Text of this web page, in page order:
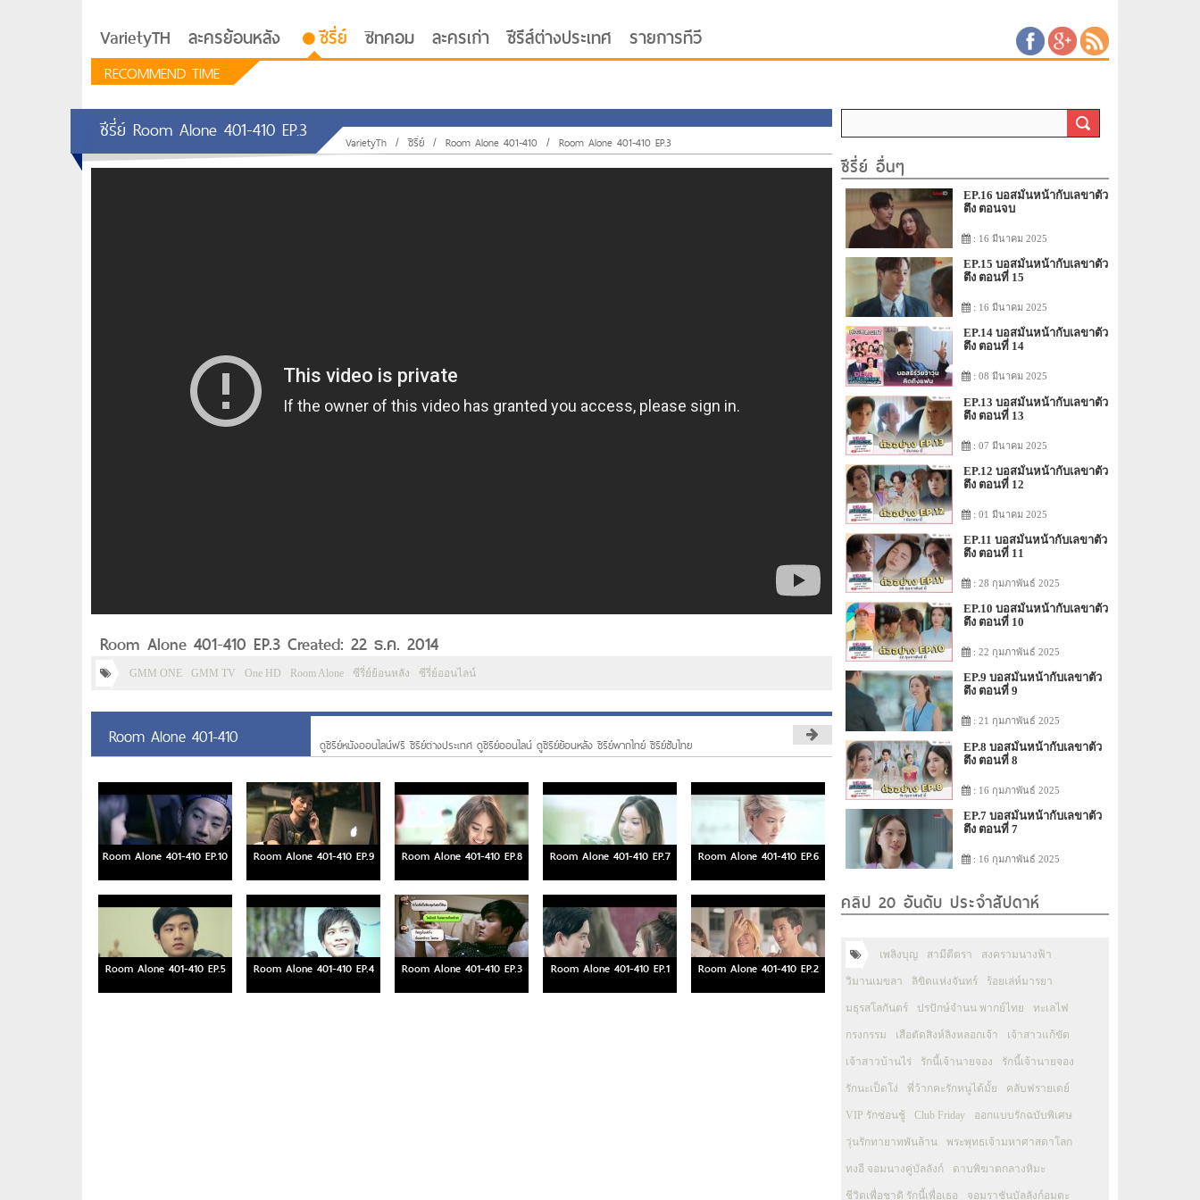
VarietyTH ละครย้อนหลัง ซีรี่ย์ ซิทคอม ละครเก่า ซีรีส์ต่างประเทศ รายการทีวี
RECOMMEND TIME
ซีรี่ย์ Room Alone 401-410 EP.3 VarietyTh / ซีรี่ย์ / Room Alone 401-410 / Room Alone 401-410 EP.3
Room Alone 401-410 EP.3 Created: 22 ธ.ค. 2014
GMM ONE GMM TV One HD Room Alone ซีรี่ย์ย้อนหลัง ซีรี่ย์ออนไลน์
Room Alone 401-410 ดูซีรีย์หนังออนไลน์ฟรี ซีรีย์ต่างประเทศ ดูซีรีย์ออนไลน์ ดูซีรีย์ย้อนหลัง ซีรีย์พากไทย์ ซีรีย์ซับไทย
Room Alone 401-410 EP.10 Room Alone 401-410 EP.9 Room Alone 401-410 EP.8 Room Alone 401-410 EP.7 Room Alone 401-410 EP.6
Room Alone 401-410 EP.5 Room Alone 401-410 EP.4 Room Alone 401-410 EP.3 Room Alone 401-410 EP.1 Room Alone 401-410 EP.2
ซีรี่ย์ อื่นๆ
EP.16 บอสมั่นหน้ากับเลขาตัว
ตึง ตอนจบ
: 16 มีนาคม 2025
EP.15 บอสมั่นหน้ากับเลขาตัว
ตึง ตอนที่ 15
: 16 มีนาคม 2025
EP.14 บอสมั่นหน้ากับเลขาตัว
ตึง ตอนที่ 14
: 08 มีนาคม 2025
EP.13 บอสมั่นหน้ากับเลขาตัว
ตึง ตอนที่ 13
: 07 มีนาคม 2025
EP.12 บอสมั่นหน้ากับเลขาตัว
ตึง ตอนที่ 12
: 01 มีนาคม 2025
EP.11 บอสมั่นหน้ากับเลขาตัว
ตึง ตอนที่ 11
: 28 กุมภาพันธ์ 2025
EP.10 บอสมั่นหน้ากับเลขาตัว
ตึง ตอนที่ 10
: 22 กุมภาพันธ์ 2025
EP.9 บอสมั่นหน้ากับเลขาตัว
ตึง ตอนที่ 9
: 21 กุมภาพันธ์ 2025
EP.8 บอสมั่นหน้ากับเลขาตัว
ตึง ตอนที่ 8
: 16 กุมภาพันธ์ 2025
EP.7 บอสมั่นหน้ากับเลขาตัว
ตึง ตอนที่ 7
: 16 กุมภาพันธ์ 2025
คลิป 20 อันดับ ประจำสัปดาห์
เพลิงบุญ สามีตีตรา สงครามนางฟ้า
วิมานเมขลา ลิขิตแห่งจันทร์ ร้อยเล่ห์มารยา
มธุรสโลกันตร์ ปรปักษ์จำนน พากย์ไทย ทะเลไฟ
กรงกรรม เสือตัดสิงห์ลิงหลอกเจ้า เจ้าสาวแก้ขัด
เจ้าสาวบ้านไร่ รักนี้เจ้านายจอง รักนี้เจ้านายจอง
รักนะเป็ดโง่ พี่ว้ากคะรักหนูได้มั้ย คลับฟรายเดย์
VIP รักซ่อนชู้ Club Friday ออกแบบรักฉบับพิเศษ
วุ่นรักทายาทพันล้าน พระพุทธเจ้ามหาศาสดาโลก
ทงอี จอมนางคู่บัลลังก์ ดาบพิฆาตกลางหิมะ
ชีวิตเพื่อชาติ รักนี้เพื่อเธอ จอมราชันบัลลังก์อมตะ